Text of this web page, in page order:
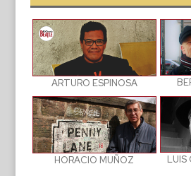
ARTURO ESPINOSA
HORACIO MUÑOZ LUIS